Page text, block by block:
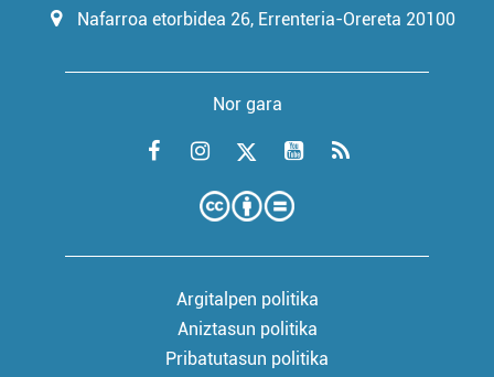
Nafarroa etorbidea 26, Errenteria-Orereta 20100
Nor gara
Argitalpen politika
Aniztasun politika
Pribatutasun politika